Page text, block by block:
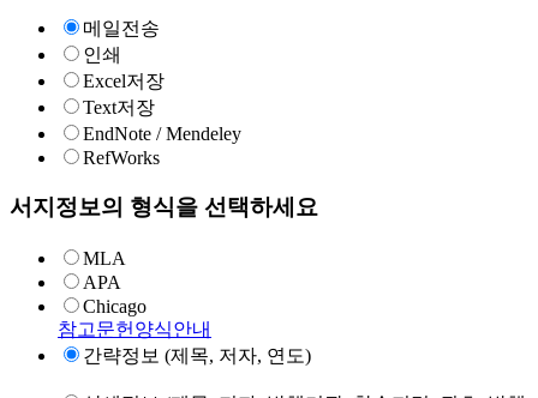
메일전송
인쇄
Excel저장
Text저장
EndNote / Mendeley
RefWorks
서지정보의 형식을 선택하세요
MLA
APA
Chicago
참고문헌양식안내
간략정보 (제목, 저자, 연도)